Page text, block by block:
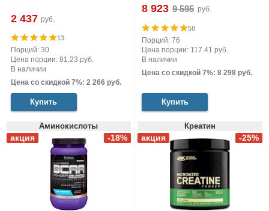
2 437 руб.
13
Порций: 30
Цена порции: 81.23 руб.
В наличии
Цена со скидкой 7%: 2 266 руб.
Купить
8 923 руб.
58
Порций: 76
Цена порции: 117.41 руб.
В наличии
Цена со скидкой 7%: 8 298 руб.
Купить
Аминокислоты Креатин